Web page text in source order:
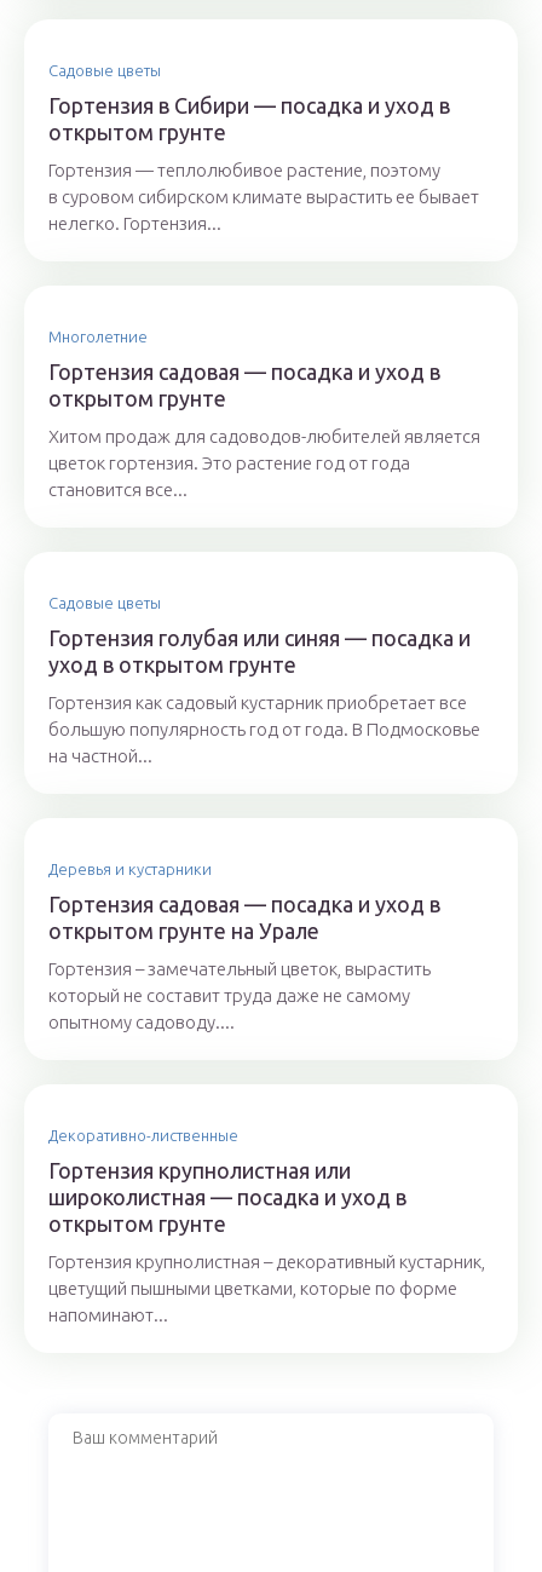
Садовые цветы
Гортензия в Сибири — посадка и уход в
открытом грунте
Гортензия — теплолюбивое растение, поэтому
в суровом сибирском климате вырастить ее бывает
нелегко. Гортензия...
Многолетние
Гортензия садовая — посадка и уход в
открытом грунте
Хитом продаж для садоводов-любителей является
цветок гортензия. Это растение год от года
становится все...
Садовые цветы
Гортензия голубая или синяя — посадка и
уход в открытом грунте
Гортензия как садовый кустарник приобретает все
большую популярность год от года. В Подмосковье
на частной...
Деревья и кустарники
Гортензия садовая — посадка и уход в
открытом грунте на Урале
Гортензия – замечательный цветок, вырастить
который не составит труда даже не самому
опытному садоводу....
Декоративно-лиственные
Гортензия крупнолистная или
широколистная — посадка и уход в
открытом грунте
Гортензия крупнолистная – декоративный кустарник,
цветущий пышными цветками, которые по форме
напоминают...